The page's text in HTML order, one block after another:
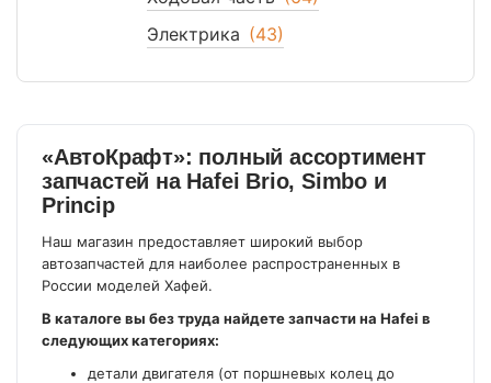
Электрика (43)
«АвтоКрафт»: полный ассортимент
запчастей на Hafei Brio, Simbo и
Princip
Наш магазин предоставляет широкий выбор
автозапчастей для наиболее распространенных в
России моделей Хафей.
В каталоге вы без труда найдете запчасти на Hafei в
следующих категориях:
детали двигателя (от поршневых колец до